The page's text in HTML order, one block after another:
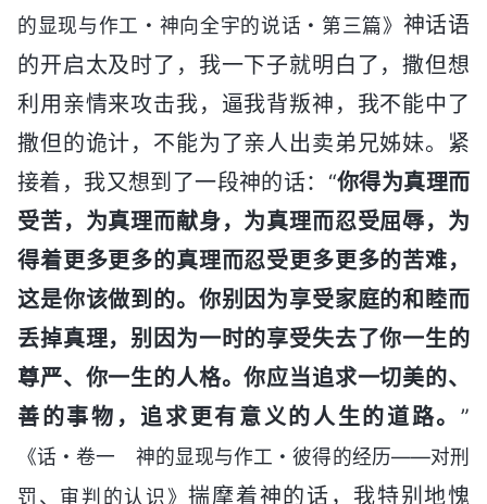
的显现与作工・神向全宇的说话・第三篇》 神话语
的开启太及时了，我一下子就明白了，撒但想
利用亲情来攻击我，逼我背叛神，我不能中了
撒但的诡计，不能为了亲人出卖弟兄姊妹。紧
接着，我又想到了一段神的话：“你得为真理而
受苦，为真理而献身，为真理而忍受屈辱，为
得着更多更多的真理而忍受更多更多的苦难，
这是你该做到的。你别因为享受家庭的和睦而
丢掉真理，别因为一时的享受失去了你一生的
尊严、你一生的人格。你应当追求一切美的、
善的事物，追求更有意义的人生的道路。 ”
《话・卷一 神的显现与作工・彼得的经历——对刑
罚、审判的认识》揣摩着神的话，我特别地愧